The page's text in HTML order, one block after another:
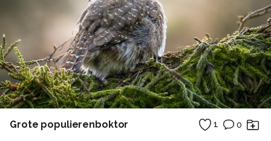
Grote populierenboktor 1 0